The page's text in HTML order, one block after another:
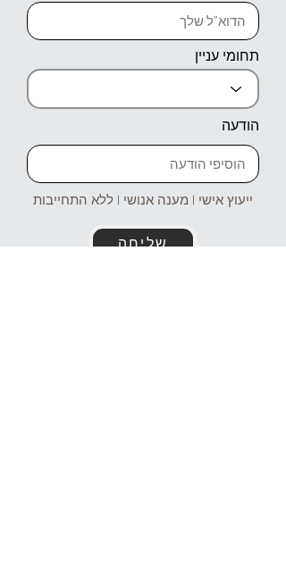
תחומי עניין
הודעה
ייעוץ אישי | מענה אנושי | ללא התחייבות
שליחה